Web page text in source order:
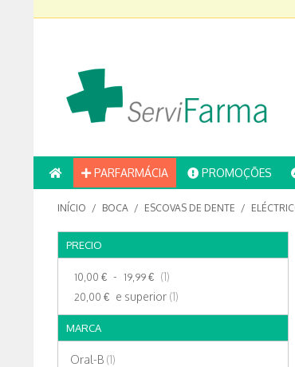
PARFARMÁCIA PROMOÇÕES
INÍCIO / BOCA / ESCOVAS DE DENTE /
PRECIO
10,00 € - 19,99 € (1)
20,00 € e superior (1)
MARCA
Oral-B (1)